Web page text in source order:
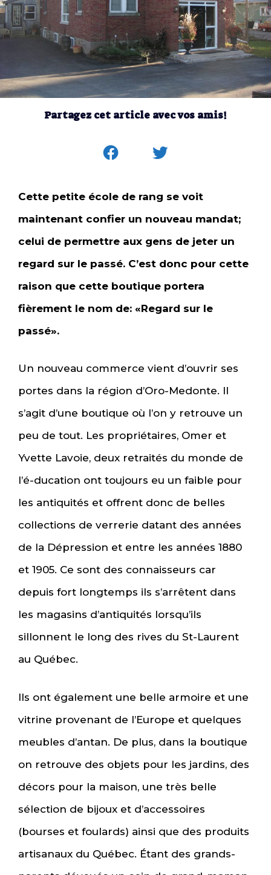
Partagez cet article avec vos amis!
Cette petite école de rang se voit
maintenant confier un nouveau mandat;
celui de permettre aux gens de jeter un
regard sur le passé. C’est donc pour cette
raison que cette boutique portera
fièrement le nom de: «Regard sur le
passé».
Un nouveau commerce vient d’ouvrir ses
portes dans la région d’Oro-Medonte. Il
s’agit d’une boutique où l’on y retrouve un
peu de tout. Les propriétaires, Omer et
Yvette Lavoie, deux retraités du monde de
l’é-ducation ont toujours eu un faible pour
les antiquités et offrent donc de belles
collections de verrerie datant des années
de la Dépression et entre les années 1880
et 1905. Ce sont des connaisseurs car
depuis fort longtemps ils s’arrêtent dans
les magasins d’antiquités lorsqu’ils
sillonnent le long des rives du St-Laurent
au Québec.
Ils ont également une belle armoire et une
vitrine provenant de l’Europe et quelques
meubles d’antan. De plus, dans la boutique
on retrouve des objets pour les jardins, des
décors pour la maison, une très belle
sélection de bijoux et d’accessoires
(bourses et foulards) ainsi que des produits
artisanaux du Québec. Étant des grands-